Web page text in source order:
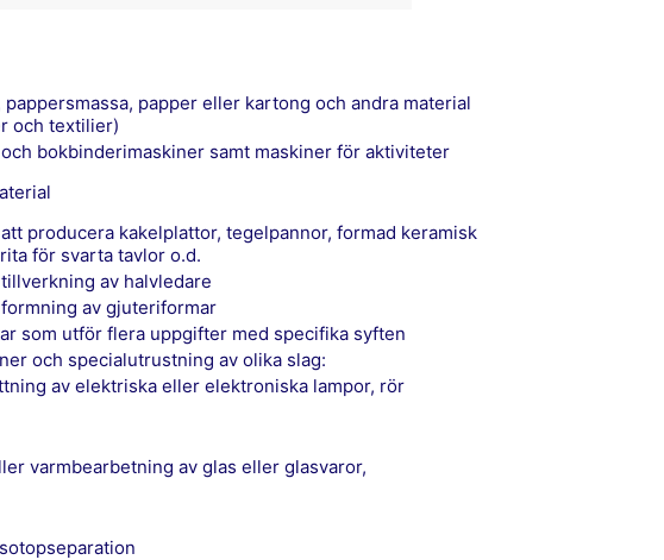
och textilier)
bokbinderimaskiner samt maskiner för aktiviteter
för svarta tavlor o.d.
av halvledare
av gjuteriformar
som utför flera uppgifter med specifika syften
och specialutrustning av olika slag:
av elektriska eller elektroniska lampor, rör
varmbearbetning av glas eller glasvaror,